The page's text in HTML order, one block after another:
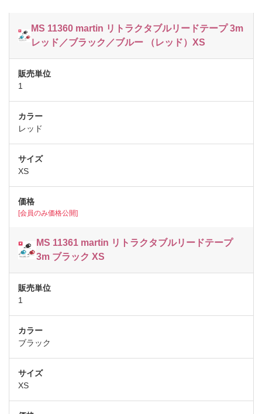
MS 11360 martin リトラクタブルリードテープ 3m
レッド／ブラック／ブルー （レッド）XS
1
レッド
XS
[会員のみ価格公開]
MS 11361 martin リトラクタブルリードテープ
3m ブラック XS
1
ブラック
XS